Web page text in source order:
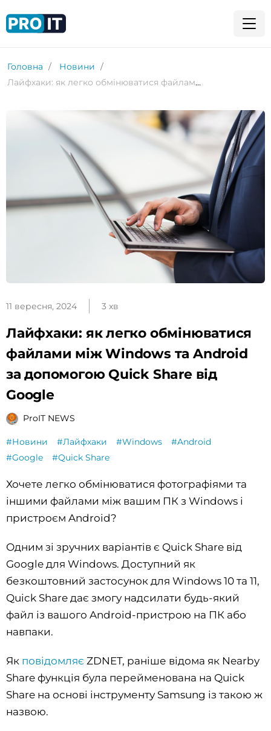
Головна
Новини
Лайфхаки: як легко обмінюватися файлами між Windows та Android за допомогою Quick Share від Google
11 вересня, 2024 3 хв
Лайфхаки: як легко обмінюватися
файлами між Windows та Android
за допомогою Quick Share від
Google
ProIT NEWS
#Новини #Лайфхаки #Windows
#Android
#Google
#Quick Share
Хочете легко обмінюватися фотографіями та
іншими файлами між вашим ПК з Windows і
пристроєм Android?
Одним зі зручних варіантів є Quick Share від
Google для Windows. Доступний як
безкоштовний застосунок для Windows 10 та 11,
Quick Share дає змогу надсилати будь-який
файл із вашого Android-пристрою на ПК або
навпаки.
Як повідомляє ZDNET, раніше відома як Nearby
Share функція була перейменована на Quick
Share на основі інструменту Samsung із такою ж
назвою.